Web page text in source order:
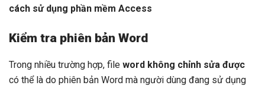
cách sử dụng phần mềm Access
Kiểm tra phiên bản Word
Trong nhiều trường hợp, file word không chỉnh sửa được
có thể là do phiên bản Word mà người dùng đang sử dụng